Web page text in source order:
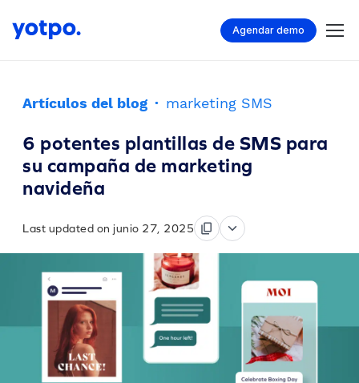
Agendar demo
Artículos del blog · marketing SMS
6 potentes plantillas de SMS para
su campaña de marketing
navideña
Last updated on junio 27, 2025